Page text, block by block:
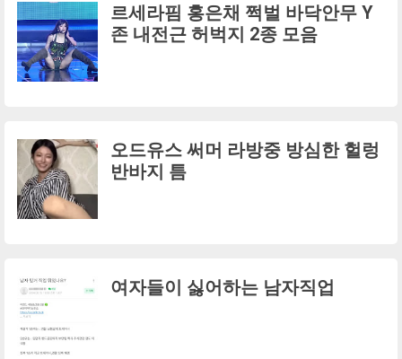
르세라핌 홍은채 쩍벌 바닥안무 Y
존 내전근 허벅지 2종 모음
오드유스 써머 라방중 방심한 헐렁
반바지 틈
여자들이 싫어하는 남자직업